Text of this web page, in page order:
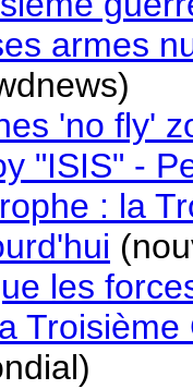
armes
'no fly'
"ISIS" -
: la
les